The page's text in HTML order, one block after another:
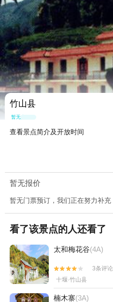
竹山县
暂无点评
查看景点简介及开放时间
暂无报价
暂无门票预订，我们正在努力补充
看了该景点的人还看了
太和梅花谷(4A)


3条评论
十堰·竹山县
楠木寨(3A)
